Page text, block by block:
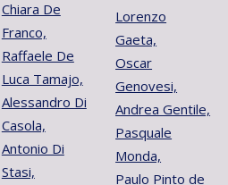
Chiara De
Franco,
Raffaele De
Luca Tamajo,
Alessandro Di
Casola,
Antonio Di
Stasi,
Lorenzo
Gaeta,
Oscar
Genovesi,
Andrea Gentile,
Pasquale
Monda,
Paulo Pinto de